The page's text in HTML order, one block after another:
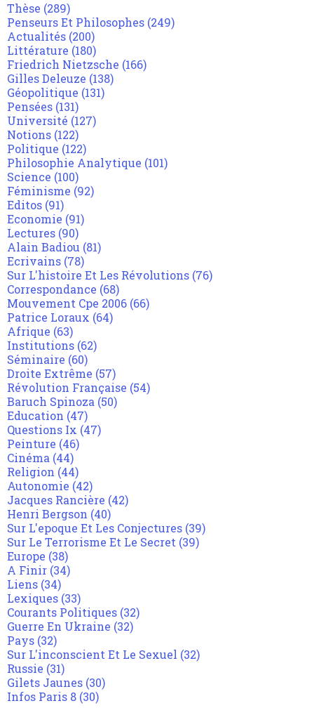
Thèse (289)
Penseurs Et Philosophes (249)
Actualités (200)
Littérature (180)
Friedrich Nietzsche (166)
Gilles Deleuze (138)
Géopolitique (131)
Pensées (131)
Université (127)
Notions (122)
Politique (122)
Philosophie Analytique (101)
Science (100)
Féminisme (92)
Editos (91)
Economie (91)
Lectures (90)
Alain Badiou (81)
Ecrivains (78)
Sur L'histoire Et Les Révolutions (76)
Correspondance (68)
Mouvement Cpe 2006 (66)
Patrice Loraux (64)
Afrique (63)
Institutions (62)
Séminaire (60)
Droite Extrême (57)
Révolution Française (54)
Baruch Spinoza (50)
Education (47)
Questions Ix (47)
Peinture (46)
Cinéma (44)
Religion (44)
Autonomie (42)
Jacques Rancière (42)
Henri Bergson (40)
Sur L'epoque Et Les Conjectures (39)
Sur Le Terrorisme Et Le Secret (39)
Europe (38)
A Finir (34)
Liens (34)
Lexiques (33)
Courants Politiques (32)
Guerre En Ukraine (32)
Pays (32)
Sur L'inconscient Et Le Sexuel (32)
Russie (31)
Gilets Jaunes (30)
Infos Paris 8 (30)